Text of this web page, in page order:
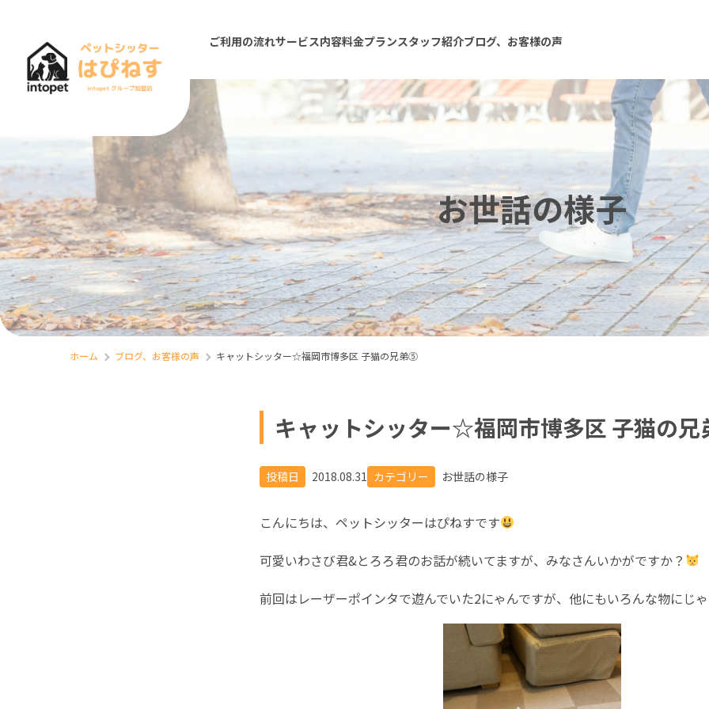
ご利用の流れサービス内容料金プランスタッフ紹介ブログ、お客様の声
お世話の様子
ホーム ブログ、お客様の声 キャットシッター☆福岡市博多区 子猫の兄弟⑤
キャットシッター☆福岡市博多区 子猫の
投稿日 2018.08.31 カテゴリー お世話の様子
こんにちは、ペットシッターはぴねすです
可愛いわさび君&とろろ君のお話が続いてますが、みなさんいかがですか？
前回はレーザーポインタで遊んでいた2にゃんですが、他にもいろんな物にじ